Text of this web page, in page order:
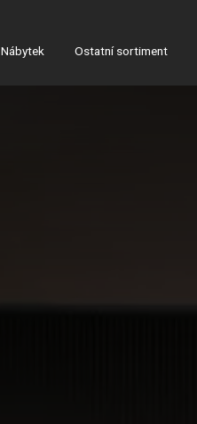
Nábytek Ostatní sortiment